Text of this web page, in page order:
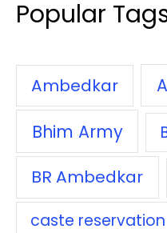
Popular
Ambedkar
Bhim Army
BR Ambedkar
caste reservation